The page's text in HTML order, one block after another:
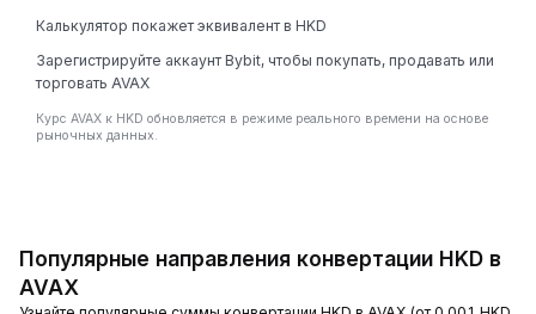
Калькулятор покажет эквивалент в HKD
Зарегистрируйте аккаунт Bybit, чтобы покупать, продавать или
торговать AVAX
Курс AVAX к HKD обновляется в режиме реального времени на основе
рыночных данных.
Популярные направления конвертации HKD в
AVAX